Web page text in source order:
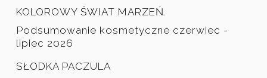
KOLOROWY ŚWIAT MARZEŃ.
Podsumowanie kosmetyczne czerwiec -
lipiec 2026
SŁODKA PACZULA